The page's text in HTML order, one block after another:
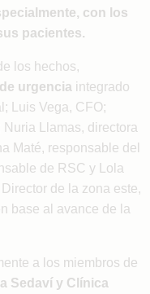
con los
pacientes.
los hechos,
urgencia integrado
Luis Vega, CFO;
Llamas, directora
Maté, responsable del
de RSC y Lola
de la zona este,
base al avance de la
a los miembros de
Sedaví y Clínica